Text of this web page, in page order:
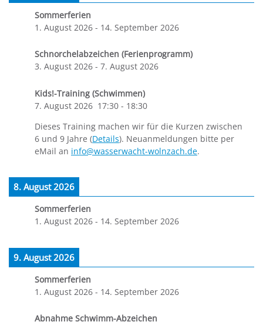
Sommerferien
1. August 2026 - 14. September 2026
Schnorchelabzeichen (Ferienprogramm)
3. August 2026 - 7. August 2026
Kids!-Training (Schwimmen)
7. August 2026 17:30 - 18:30
Dieses Training machen wir für die Kurzen zwischen
6 und 9 Jahre (Details). Neuanmeldungen bitte per
eMail an info@wasserwacht-wolnzach.de.
8. August 2026
Sommerferien
1. August 2026 - 14. September 2026
9. August 2026
Sommerferien
1. August 2026 - 14. September 2026
Abnahme Schwimm-Abzeichen